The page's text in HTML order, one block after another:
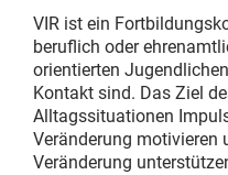
VIR ist ein
beruflich oder
orientierten
Kontakt sind. Das Ziel
Alltagssituationen
Veränderung motivieren
Veränderung